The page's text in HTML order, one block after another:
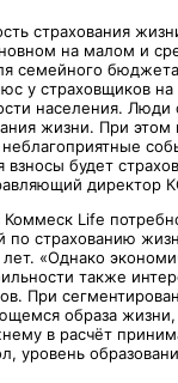
страхования
на малом и
семейного
у страховщиков
населения.
жизни. При
будет
директор
Life
по страхованию
лет. «Однако
также
При
образа
в расчёт
уровень